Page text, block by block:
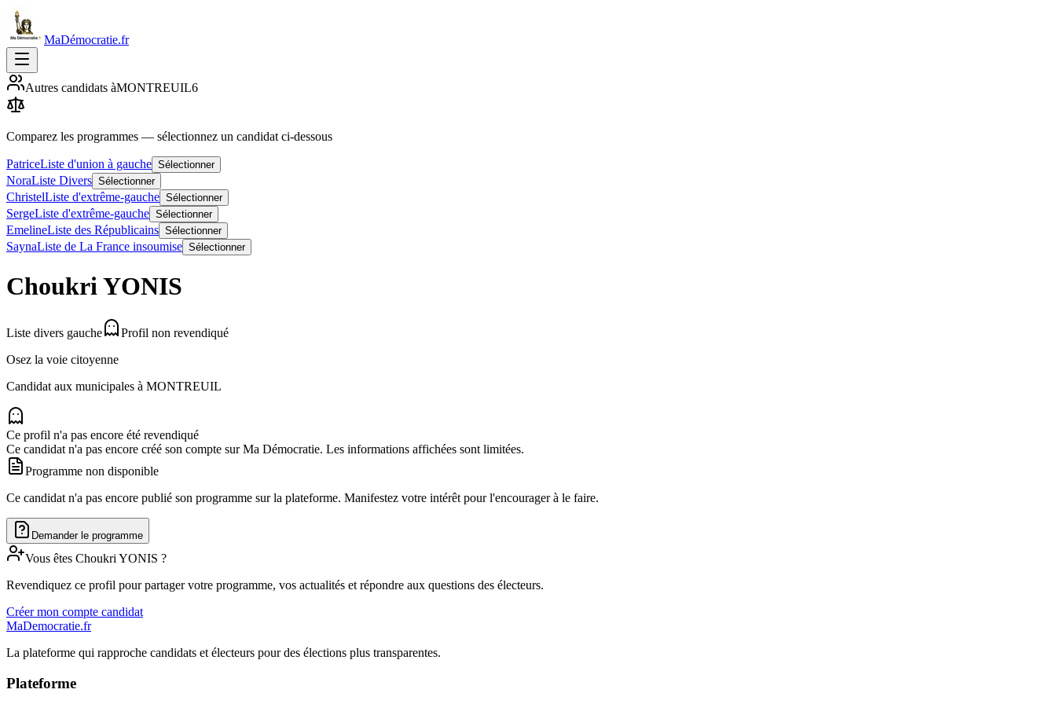
MaDémocratie.fr
Autres candidats àMONTREUIL6
Comparez les programmes — sélectionnez un candidat ci-dessous
PatriceListe d'union à gauche Sélectionner
NoraListe Divers Sélectionner
ChristelListe d'extrême-gauche Sélectionner
SergeListe d'extrême-gauche Sélectionner
EmelineListe des Républicains Sélectionner
SaynaListe de La France insoumise Sélectionner
ChoukriYONIS
Liste divers gauche
Profil non revendiqué
Osez la voie citoyenne
Candidat aux municipales à MONTREUIL
Ce profil n'a pas encore été revendiqué
Ce candidat n'a pas encore créé son compte sur Ma Démocratie. Les informations affichées sont limitées.
Programme non disponible
Ce candidat n'a pas encore publié son programme sur la plateforme. Manifestez votre intérêt pour l'encourager à le faire.
Demander le programme
Vous êtes Choukri YONIS ?
Revendiquez ce profil pour partager votre programme, vos actualités et répondre aux questions des électeurs.
Créer mon compte candidat
MaDemocratie.fr
La plateforme qui rapproche candidats et électeurs pour des élections plus transparentes.
Plateforme